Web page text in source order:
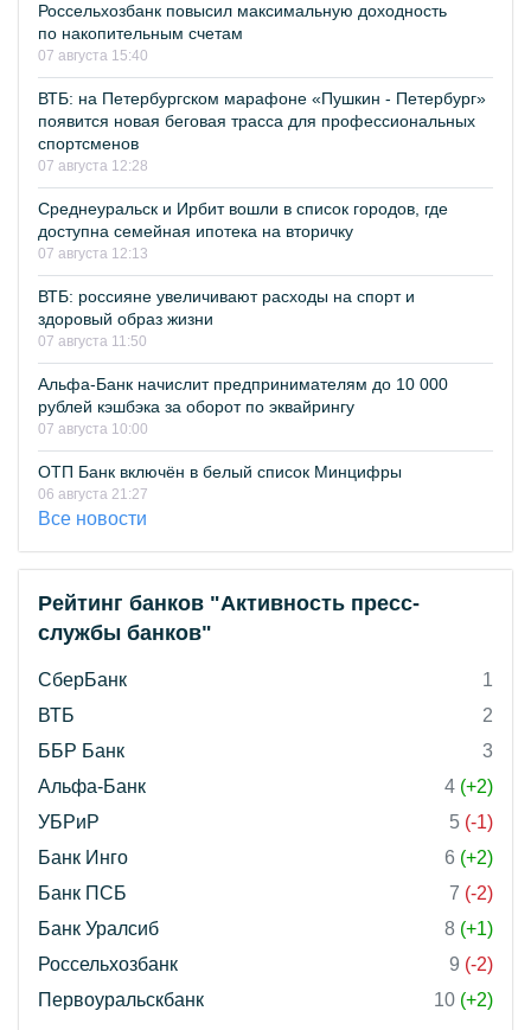
Россельхозбанк повысил максимальную доходность
по накопительным счетам
07 августа 15:40
ВТБ: на Петербургском марафоне «Пушкин - Петербург»
появится новая беговая трасса для профессиональных
спортсменов
07 августа 12:28
Среднеуральск и Ирбит вошли в список городов, где
доступна семейная ипотека на вторичку
07 августа 12:13
ВТБ: россияне увеличивают расходы на спорт и
здоровый образ жизни
07 августа 11:50
Альфа-Банк начислит предпринимателям до 10 000
рублей кэшбэка за оборот по эквайрингу
07 августа 10:00
ОТП Банк включён в белый список Минцифры
06 августа 21:27
Все новости
Рейтинг банков "Активность пресс-
службы банков"
СберБанк
1
ВТБ
2
ББР Банк
3
Альфа-Банк
4 (+2)
УБРиР
5 (-1)
Банк Инго
6 (+2)
Банк ПСБ
7 (-2)
Банк Уралсиб
8 (+1)
Россельхозбанк
9 (-2)
Первоуральскбанк
10 (+2)